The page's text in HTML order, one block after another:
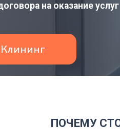
на оказание услуг
ПОЧЕМУ